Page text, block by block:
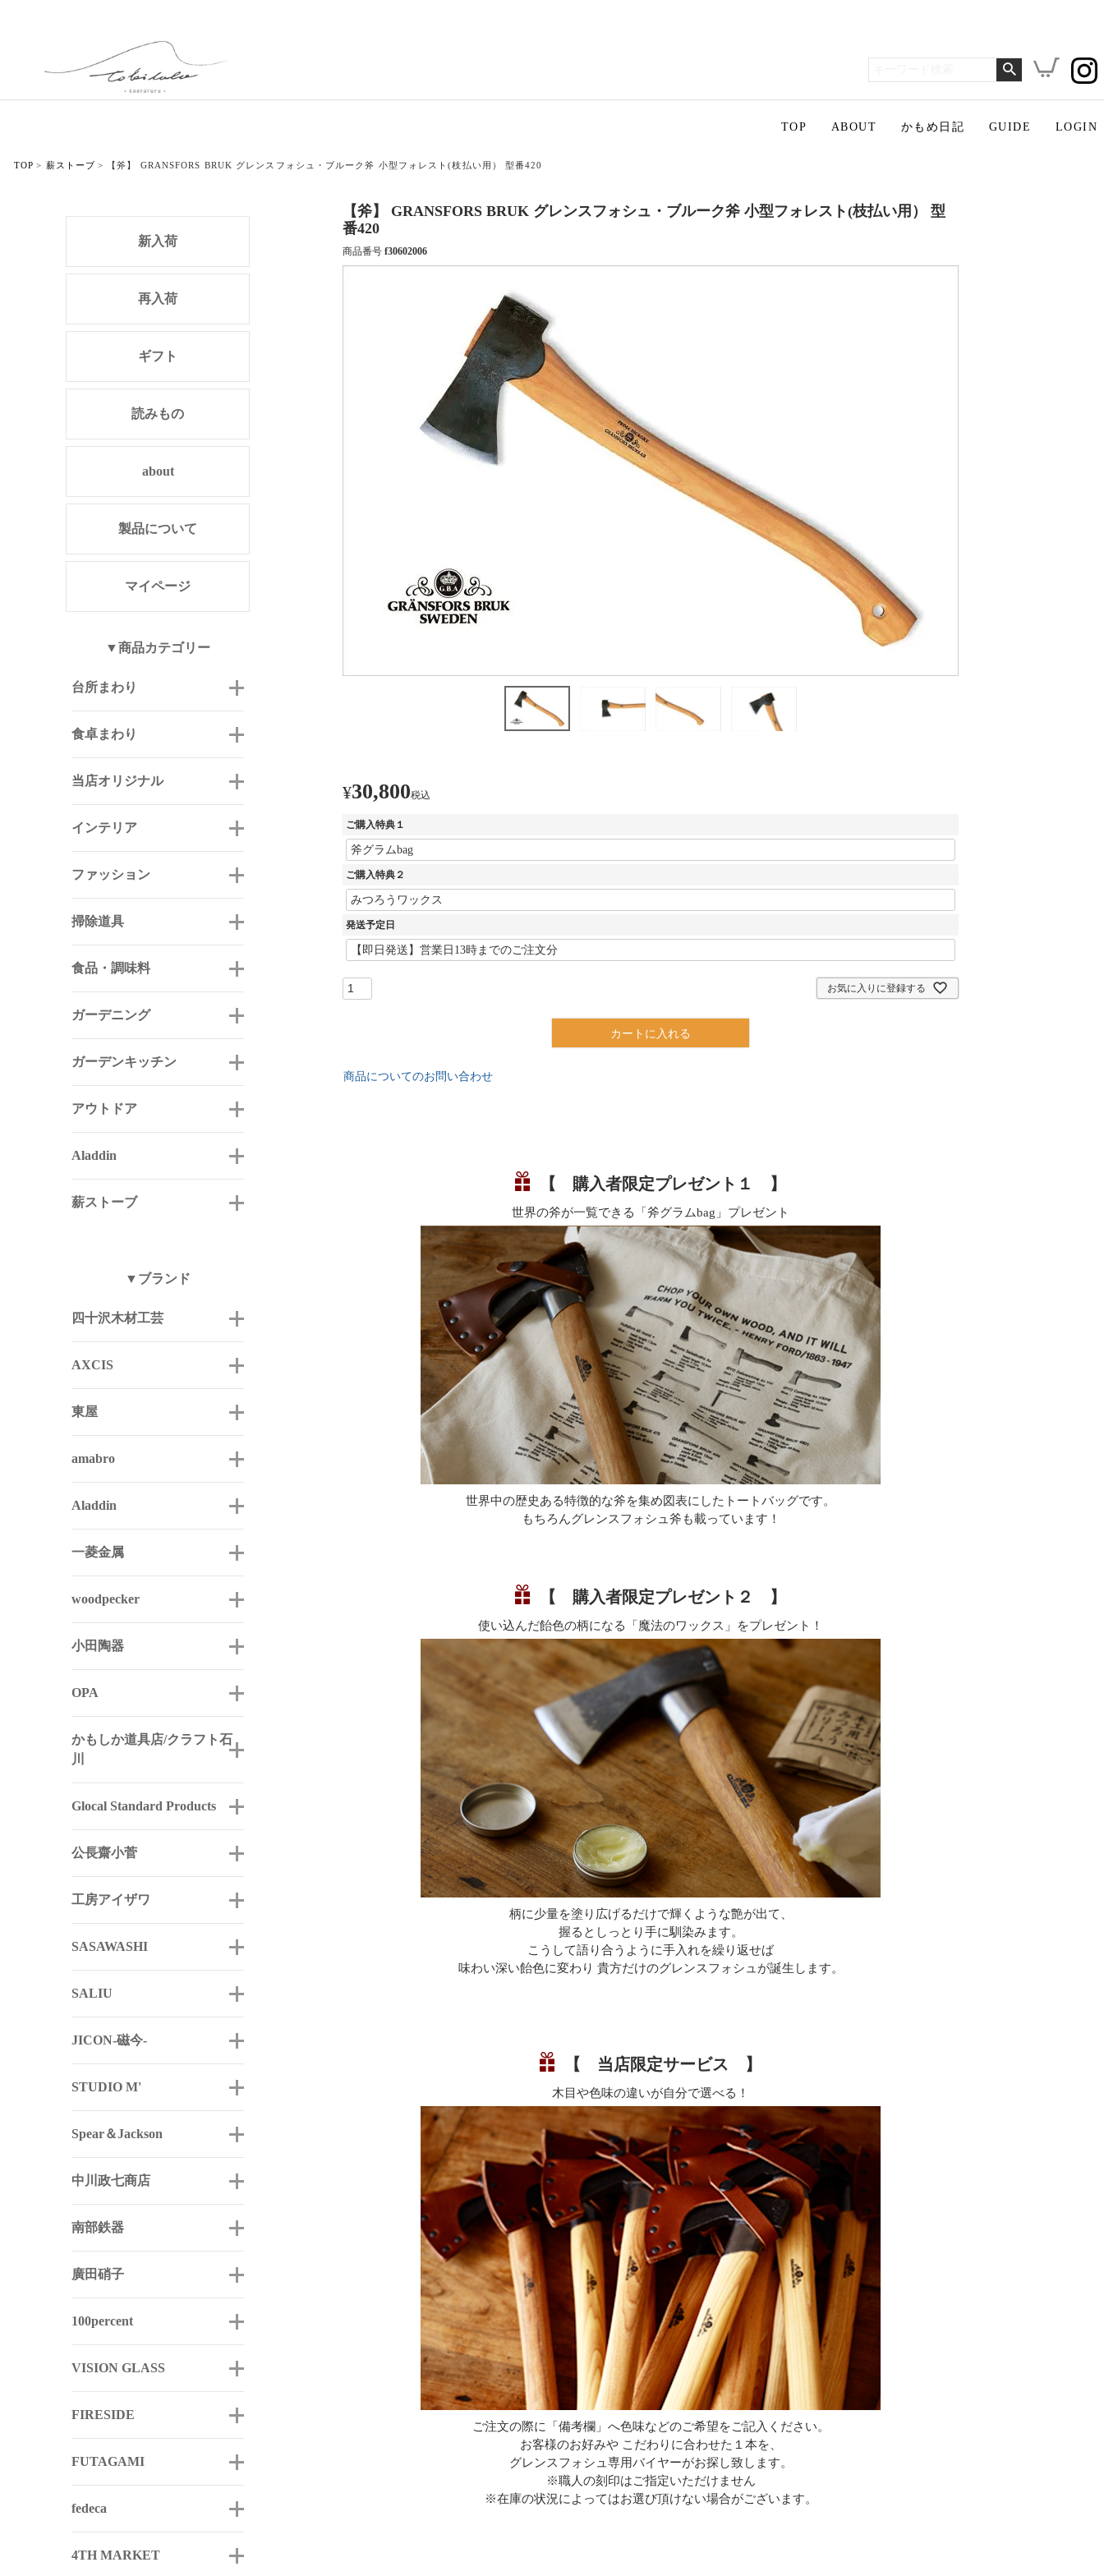
TOP ABOUT かもめ日記 GUIDE LOGIN
TOP 薪ストーブ 【斧】 GRANSFORS BRUK グレンスフォシュ・ブルーク斧 小型フォレスト(枝払い用） 型番420
新入荷
再入荷
ギフト
読みもの
about
製品について
マイページ
▼商品カテゴリー
台所まわり
食卓まわり
当店オリジナル
インテリア
ファッション
掃除道具
食品・調味料
ガーデニング
ガーデンキッチン
アウトドア
Aladdin
薪ストーブ
▼ブランド
四十沢木材工芸
AXCIS
東屋
amabro
Aladdin
一菱金属
woodpecker
小田陶器
OPA
かもしか道具店/クラフト石
川
Glocal Standard Products
公長齋小菅
工房アイザワ
SASAWASHI
SALIU
JICON-磁今-
STUDIO M'
Spear＆Jackson
中川政七商店
南部鉄器
廣田硝子
100percent
VISION GLASS
FIRESIDE
FUTAGAMI
fedeca
4TH MARKET
【斧】 GRANSFORS BRUK グレンスフォシュ・ブルーク斧 小型フォレスト(枝払い用） 型
番420
商品番号 f30602006
¥30,800税込
ご購入特典１
ご購入特典２
発送予定日
お気に入りに登録する
カートに入れる
商品についてのお問い合わせ
【 購入者限定プレゼント１ 】
世界の斧が一覧できる「斧グラムbag」プレゼント
世界中の歴史ある特徴的な斧を集め図表にしたトートバッグです。
もちろんグレンスフォシュ斧も載っています！
【 購入者限定プレゼント２ 】
使い込んだ飴色の柄になる「魔法のワックス」をプレゼント！
柄に少量を塗り広げるだけで輝くような艶が出て、
握るとしっとり手に馴染みます。
こうして語り合うように手入れを繰り返せば
味わい深い飴色に変わり 貴方だけのグレンスフォシュが誕生します。
【 当店限定サービス 】
木目や色味の違いが自分で選べる！
ご注文の際に「備考欄」へ色味などのご希望をご記入ください。
お客様のお好みや こだわりに合わせた１本を、
グレンスフォシュ専用バイヤーがお探し致します。
※職人の刻印はご指定いただけません
※在庫の状況によってはお選び頂けない場合がございます。